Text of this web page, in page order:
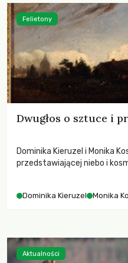
Dwugłos o sztuce i
Dominika Kieruzel i Monika
przedstawiającej niebo i
Dominika Kieruzel Monika
Felietony
Aktualności